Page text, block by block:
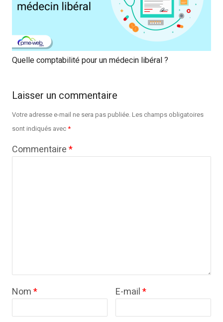
Quelle comptabilité pour un médecin libéral ?
Laisser un commentaire
Votre adresse e-mail ne sera pas publiée.Les champs obligatoires
sont indiqués avec*
Commentaire*
Nom* E-mail*